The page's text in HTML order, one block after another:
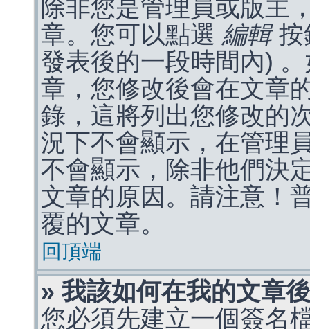
除非您是管理員或版主
章。您可以點選 編輯按
發表後的一段時間內)
章，您修改後會在文章
錄，這將列出您修改的
況下不會顯示，在管理
不會顯示，除非他們決
文章的原因。請注意！
覆的文章。
回頂端
» 我該如何在我的文章
您必須先建立一個簽名